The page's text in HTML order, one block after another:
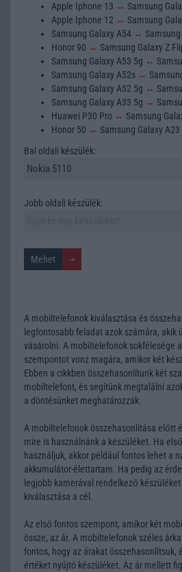
Apple Iphone 13 ↔ Samsung
Apple Iphone 12 ↔ Samsung
Samsung Galaxy A54 ↔
Honor 90 ↔ Samsung Galaxy Z
Samsung Galaxy A53 5g ↔
Samsung Galaxy A52s ↔
Samsung Galaxy A52 5g ↔
Samsung Galaxy A33 5g ↔
Huawei P30 Pro ↔ Samsung
Honor 50 ↔ Samsung Galaxy A23
Bal oldali készülék:
Jobb oldali készülék:
A mobiltelefonok kiválasztása és
legfontosabb feladat azok számára, akik
vásárolni. A mobiltelefonok sokfélesége
szempontot vonz magára, amikor két
Ebben a cikkben összehasonlítunk két
mobiltelefont, és segítünk megtalálni
a döntésünket meghatározzák.
A mobiltelefonok összehasonlítása előtt
mire is használnánk a készüléket. Ha
használjuk, akkor például fontos lehet a
akkumulátor-élettartam. Ha pedig az
legjobb kamerával rendelkező
kiválasztása a cél.
Az első fontos szempont, amikor két
össze, az ár. A mobiltelefonok széles
fontos, hogy az árakat összehasonlítsuk,
értéket nyújtó készüléket. Az ár mellett